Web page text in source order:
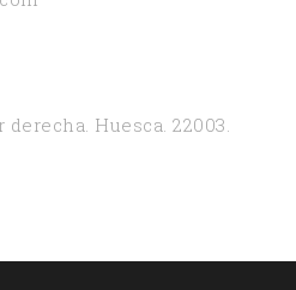
Huesca. 22003.